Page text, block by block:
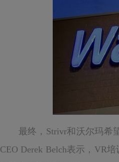
最终，Strivr和沃尔玛希望
CEO Derek Belch表示，VR